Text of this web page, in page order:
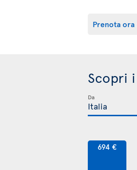
Prenota ora
Scopri
Da
694 €